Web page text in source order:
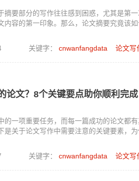
摘要部分的写作往往感到困惑，尤其是第
内容的第一印象。那么，论文摘要究竟该
关键字： cnwanfangdata 论文写
论文？8个关键要点助你顺利完成
的一项重要任务，而每一篇成功的论文都
是关于论文写作中需要注意的关键要素，
关键字： cnwanfangdata 论文写